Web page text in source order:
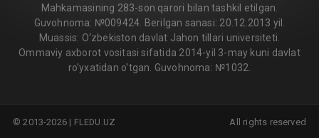
Mahkamasining 283-son qarori bilan tashkil etilgan.
Guvohnoma: №009424. Berilgan sanasi: 20.12.2013 yil.
Muassis: O‘zbekiston davlat Jahon tillari universiteti.
Ommaviy axborot vositasi sifatida 2014-yil 3-may kuni davlat
ro'yxatidan o'tgan. Guvohnoma: №1032.
All rights reserved
© 2013-2026 | FLEDU.UZ